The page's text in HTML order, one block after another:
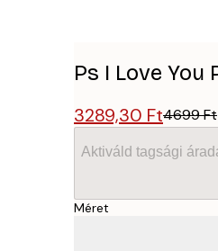
Ps I Love
3289,30 Ft4699 Ft
Aktiváld tagsági
Méret